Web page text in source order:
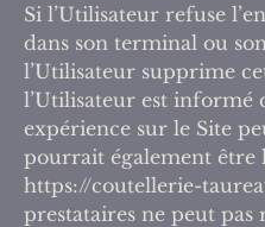
Si l’Utilisateur refuse
dans son terminal ou
l’Utilisateur supprime
l’Utilisateur est informé
expérience sur le Site
pourrait également être
https://coutellerie-
prestataires ne peut pas